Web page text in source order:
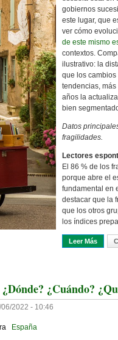
gobiernos
este lugar, que
ver cómo
de este mismo
contextos.
ilustrativo: la
que los
tendencias,
años la
bien
Datos
fragilidades.
Lectores
El 86 % de los
porque abre el
fundamental en
destacar que la
que los otros
los índices
Leer Más
¿Cuándo?
06/2022 - 10:46
España